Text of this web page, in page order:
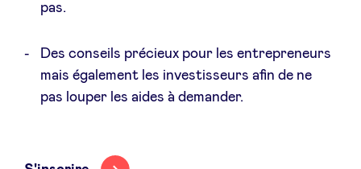
Health Expert Circle
nl
pas.
Des conseils précieux pour les entrepreneurs
mais également les investisseurs afin de ne
pas louper les aides à demander.